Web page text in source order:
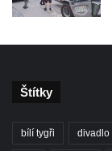
Štítky
bílí tygři divadlo